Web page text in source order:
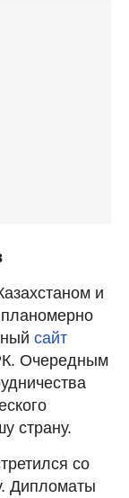
и
сайт
Очередным
страну.
со
Дипломаты